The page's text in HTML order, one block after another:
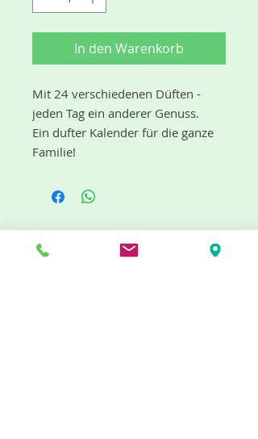
In den Warenkorb
Mit 24 verschiedenen Düften -
jeden Tag ein anderer Genuss.
Ein dufter Kalender für die ganze
Familie!
Motiv: Weihnachtsmann
Breite: 21 cm
Höhe: 30 cm
"dufte" Neuigkeiten gibt es mit dem